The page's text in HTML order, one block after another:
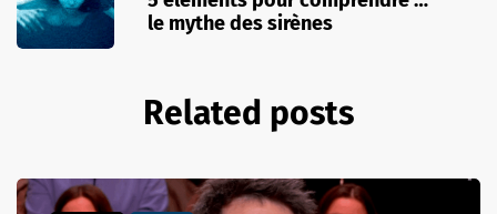
le mythe des sirènes
Related posts